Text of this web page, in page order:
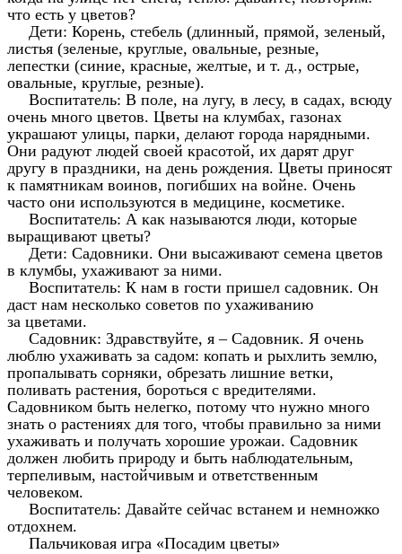
что есть у цветов?
Дети: Корень, стебель (длинный, прямой, зеленый,
листья (зеленые, круглые, овальные, резные,
лепестки (синие, красные, желтые, и т. д., острые,
овальные, круглые, резные).
Воспитатель: В поле, на лугу, в лесу, в садах, всюду
очень много цветов. Цветы на клумбах, газонах
украшают улицы, парки, делают города нарядными.
Они радуют людей своей красотой, их дарят друг
другу в праздники, на день рождения. Цветы приносят
к памятникам воинов, погибших на войне. Очень
часто они используются в медицине, косметике.
Воспитатель: А как называются люди, которые
выращивают цветы?
Дети: Садовники. Они высаживают семена цветов
в клумбы, ухаживают за ними.
Воспитатель: К нам в гости пришел садовник. Он
даст нам несколько советов по ухаживанию
за цветами.
Садовник: Здравствуйте, я – Садовник. Я очень
люблю ухаживать за садом: копать и рыхлить землю,
пропалывать сорняки, обрезать лишние ветки,
поливать растения, бороться с вредителями.
Садовником быть нелегко, потому что нужно много
знать о растениях для того, чтобы правильно за ними
ухаживать и получать хорошие урожаи. Садовник
должен любить природу и быть наблюдательным,
терпеливым, настойчивым и ответственным
человеком.
Воспитатель: Давайте сейчас встанем и немножко
отдохнем.
Пальчиковая игра «Посадим цветы»